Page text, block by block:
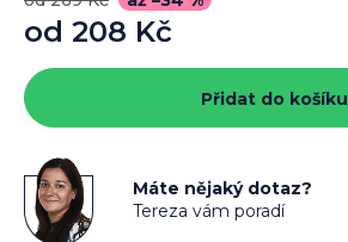
od 208 Kč
cena:
Přidat do košíku
Máte nějaký dotaz?
Tereza vám poradí